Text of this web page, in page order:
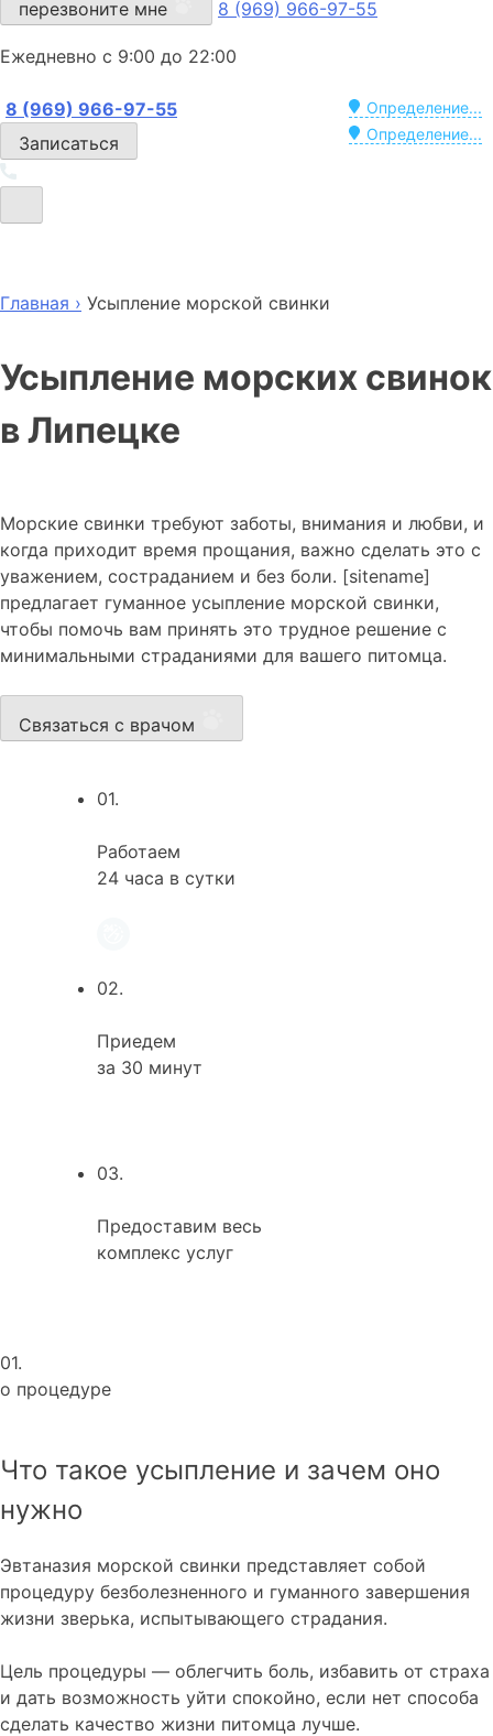
перезвоните мне 8 (969) 966-97-55
Ежедневно с 9:00 до 22:00
Определение...
8 (969) 966-97-55
Определение...
Записаться
Главная › Усыпление морской свинки
Усыпление морских свинок
в Липецке
Морские свинки требуют заботы, внимания и любви, и
когда приходит время прощания, важно сделать это с
уважением, состраданием и без боли. [sitename]
предлагает гуманное усыпление морской свинки,
чтобы помочь вам принять это трудное решение с
минимальными страданиями для вашего питомца.
Связаться с врачом
01.
Работаем
24 часа в сутки
02.
Приедем
за 30 минут
03.
Предоставим весь
комплекс услуг
01.
о процедуре
Что такое усыпление и зачем оно
нужно
Эвтаназия морской свинки представляет собой
процедуру безболезненного и гуманного завершения
жизни зверька, испытывающего страдания.
Цель процедуры — облегчить боль, избавить от страха
и дать возможность уйти спокойно, если нет способа
сделать качество жизни питомца лучше.